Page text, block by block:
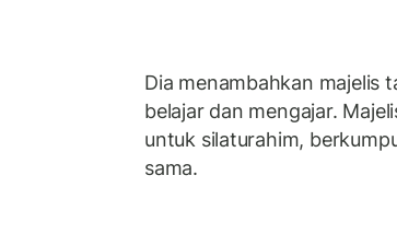
Dia menambahkan majelis
belajar dan mengajar.
untuk silaturahim,
sama.